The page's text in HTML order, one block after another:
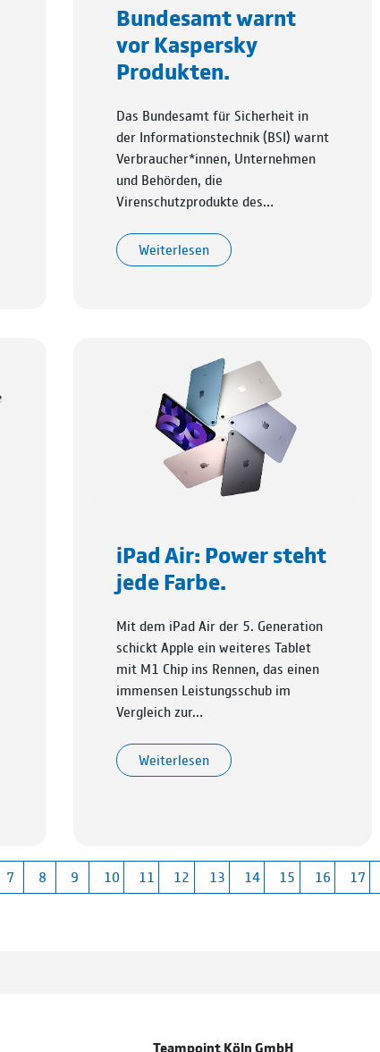
Bundesamt warnt
vor Kaspersky
Produkten.
Das Bundesamt für Sicherheit in
der Informationstechnik (BSI) warnt
Verbraucher*innen, Unternehmen
und Behörden, die
Virenschutzprodukte des…
Weiterlesen
iPad Air: Power steht
jede Farbe.
Mit dem iPad Air der 5. Generation
schickt Apple ein weiteres Tablet
mit M1 Chip ins Rennen, das einen
immensen Leistungsschub im
Vergleich zur…
Weiterlesen
7 8 9 10 11 12 13 14 15 16 17
Teampoint Köln GmbH